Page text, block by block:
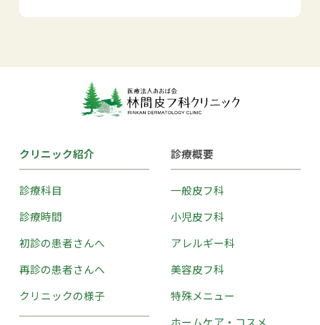
クリニック紹介
診療科目
診療時間
初診の患者さんへ
再診の患者さんへ
クリニックの様子
診療概要
一般皮フ科
小児皮フ科
アレルギー科
美容皮フ科
特殊メニュー
ホームケア・コスメ